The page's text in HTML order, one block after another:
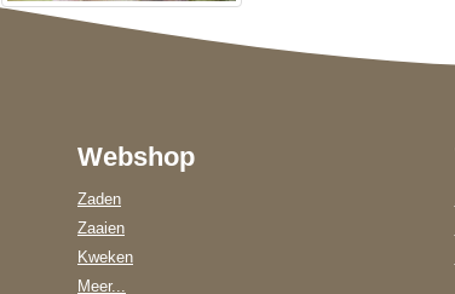
Webshop
Zaden
Zaaien
Kweken
Meer...